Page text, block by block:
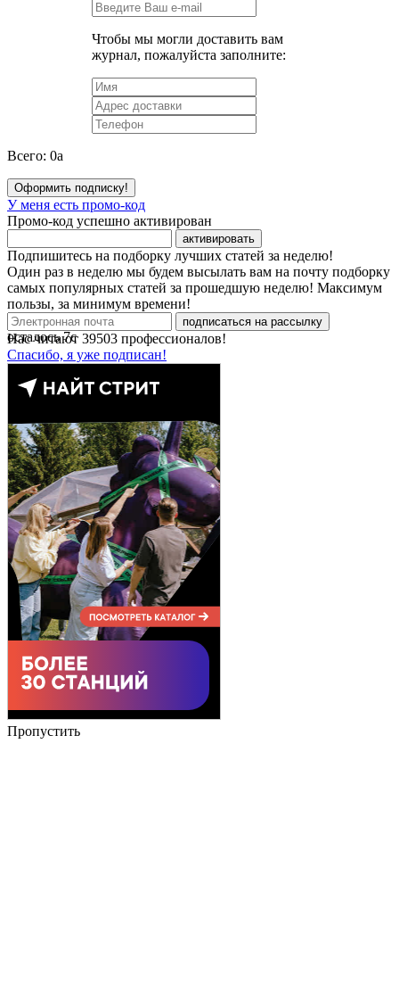
Чтобы мы могли доставить вам
журнал, пожалуйста заполните:
Всего: 0a
Оформить подписку!
У меня есть промо-код
Промо-код успешно активирован
активировать
Подпишитесь на подборку лучших статей за неделю!
Один раз в неделю мы будем высылать вам на почту подборку
самых популярных статей за прошедшую неделю! Максимум
пользы, за минимум времени!
подписаться на рассылку
Нас читают 39503 профессионалов!
Спасибо, я уже подписан!
осталось7с
Пропустить